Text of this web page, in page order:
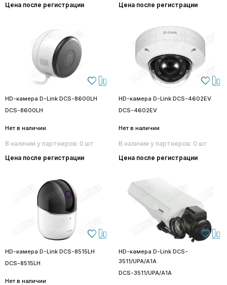
Цена после регистрации
Цена после регистрации
HD-камера D-Link DCS-8600LH
DCS-8600LH
Нет в наличии
В наличии у партнеров: 0 шт
Цена после регистрации
HD-камера D-Link DCS-4602EV
DCS-4602EV
Нет в наличии
В наличии у партнеров: 0 шт
Цена после регистрации
HD-камера D-Link DCS-8515LH
DCS-8515LH
Нет в наличии
HD-камера D-Link DCS-
3511/UPA/A1A
DCS-3511/UPA/A1A